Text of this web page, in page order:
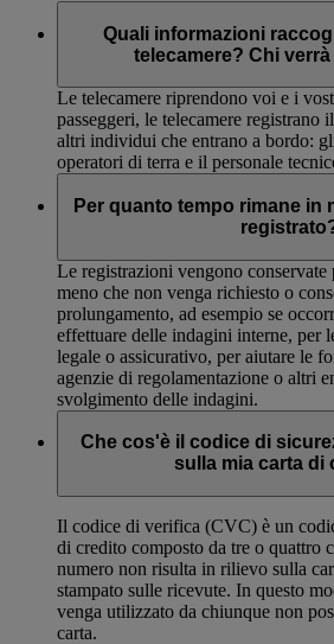
Quali informazioni
telecamere? Chi
Le telecamere riprendono voi e i
passeggeri, le telecamere registrano
altri individui che entrano a bordo:
operatori di terra e il personale
Per quanto tempo rimane in
Le registrazioni vengono conservate
meno che non venga richiesto o
prolungamento, ad esempio se
effettuare delle indagini interne, per
legale o assicurativo, per aiutare le
agenzie di regolamentazione o altri
svolgimento delle indagini.
Che cos'è il codice di
sulla mia carta di
Il codice di verifica (CVC) è un
di credito composto da tre o quattro
numero non risulta in rilievo sulla
stampato sulle ricevute. In questo
venga utilizzato da chiunque non
carta.